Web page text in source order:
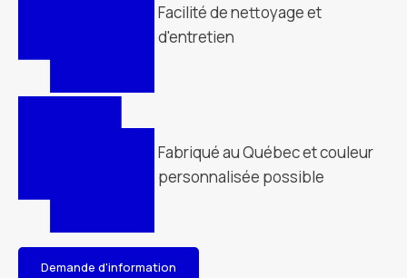
Facilité de nettoyage et
d'entretien
Fabriqué au Québec et couleur
personnalisée possible
Demande d'information